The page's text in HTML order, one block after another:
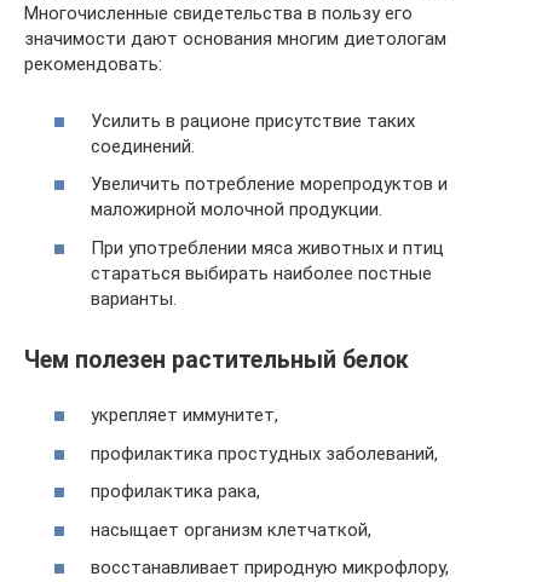
Многочисленные свидетельства в пользу его
значимости дают основания многим диетологам
рекомендовать:
Усилить в рационе присутствие таких
соединений.
Увеличить потребление морепродуктов и
маложирной молочной продукции.
При употреблении мяса животных и птиц
стараться выбирать наиболее постные
варианты.
Чем полезен растительный белок
укрепляет иммунитет,
профилактика простудных заболеваний,
профилактика рака,
насыщает организм клетчаткой,
восстанавливает природную микрофлору,